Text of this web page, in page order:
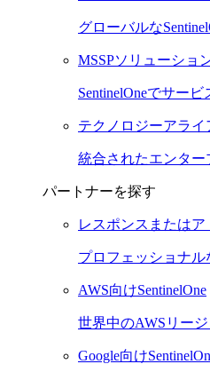
グローバルな
MSSPソリューショ
SentinelOneでサー
テクノロジーアラ
統合されたエンタ
パートナーを探す
レスポンスまたは
プロフェッショナ
AWS向けSentinelOne
世界中のAWSリー
Google向け